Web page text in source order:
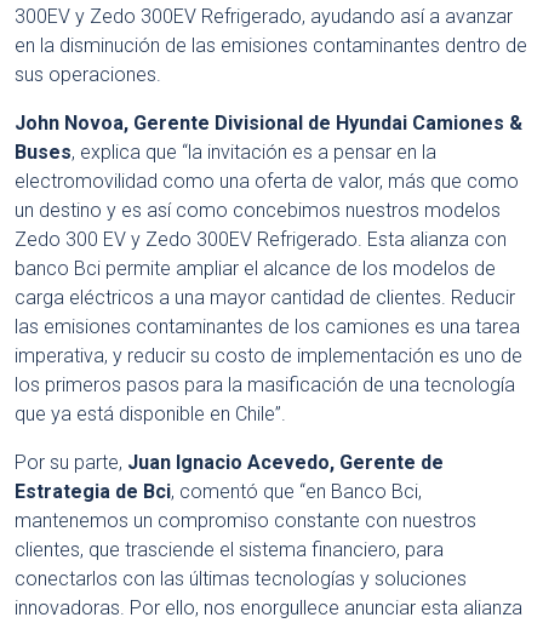
300EV y Zedo 300EV Refrigerado, ayudando así a avanzar
en la disminución de las emisiones contaminantes dentro de
sus operaciones.
John Novoa, Gerente Divisional de Hyundai Camiones &
Buses, explica que “la invitación es a pensar en la
electromovilidad como una oferta de valor, más que como
un destino y es así como concebimos nuestros modelos
Zedo 300 EV y Zedo 300EV Refrigerado. Esta alianza con
banco Bci permite ampliar el alcance de los modelos de
carga eléctricos a una mayor cantidad de clientes. Reducir
las emisiones contaminantes de los camiones es una tarea
imperativa, y reducir su costo de implementación es uno de
los primeros pasos para la masificación de una tecnología
que ya está disponible en Chile”.
Por su parte, Juan Ignacio Acevedo, Gerente de
Estrategia de Bci, comentó que “en Banco Bci,
mantenemos un compromiso constante con nuestros
clientes, que trasciende el sistema financiero, para
conectarlos con las últimas tecnologías y soluciones
innovadoras. Por ello, nos enorgullece anunciar esta alianza